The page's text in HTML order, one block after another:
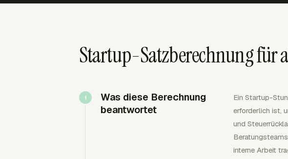
Startup-Satzberechnung für
Was diese Berechnung
beantwortet
Ein Startup-
erforderlich ist,
und
interne Arbeit